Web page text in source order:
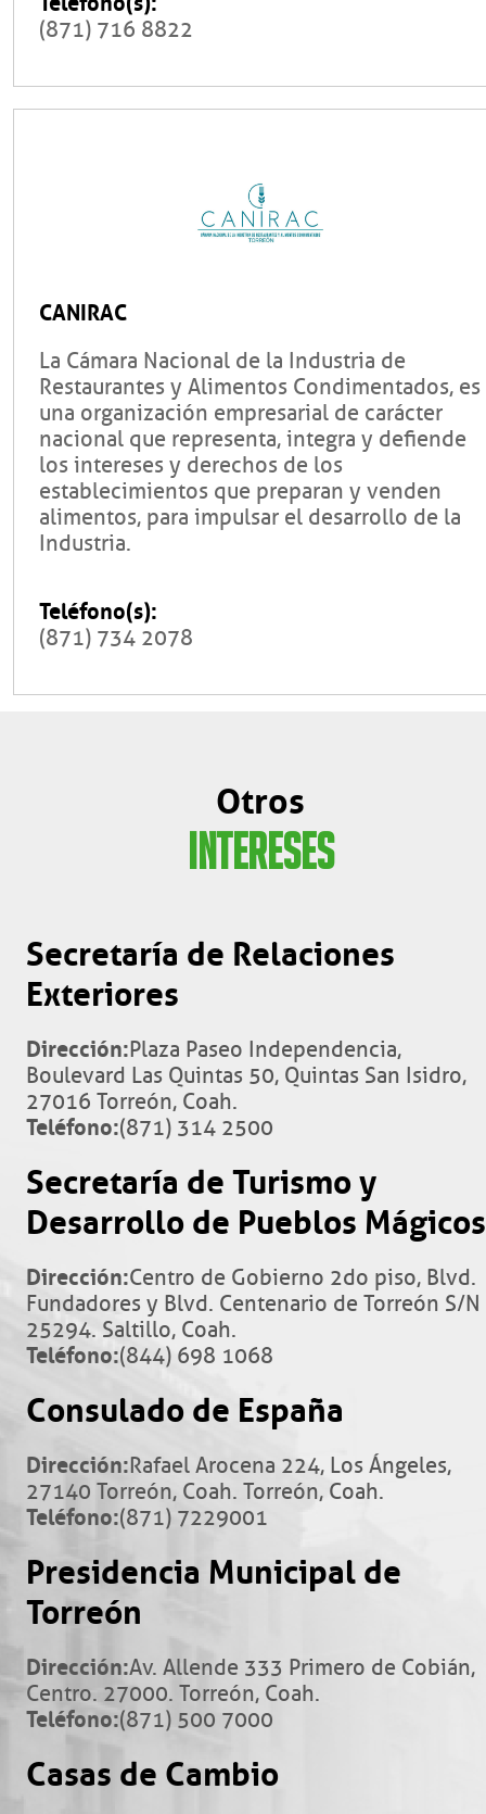
(871) 716 8822
CANIRAC
La Cámara Nacional de la Industria de
Restaurantes y Alimentos Condimentados, es
una organización empresarial de carácter
nacional que representa, integra y defiende
los intereses y derechos de los
establecimientos que preparan y venden
alimentos, para impulsar el desarrollo de la
Industria.
Teléfono(s):
(871) 734 2078
Otros
INTERESES
Secretaría de Relaciones
Exteriores
Dirección:Plaza Paseo Independencia,
Boulevard Las Quintas 50, Quintas San Isidro,
27016 Torreón, Coah.
Teléfono:(871) 314 2500
Secretaría de Turismo y
Desarrollo de Pueblos Mágicos
Dirección:Centro de Gobierno 2do piso, Blvd.
Fundadores y Blvd. Centenario de Torreón S/N
25294. Saltillo, Coah.
Teléfono:(844) 698 1068
Consulado de España
Dirección:Rafael Arocena 224, Los Ángeles,
27140 Torreón, Coah. Torreón, Coah.
Teléfono:(871) 7229001
Presidencia Municipal de
Torreón
Dirección:Av. Allende 333 Primero de Cobián,
Centro. 27000. Torreón, Coah.
Teléfono:(871) 500 7000
Casas de Cambio